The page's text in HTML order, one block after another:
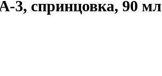
3, спринцовка, 90 мл